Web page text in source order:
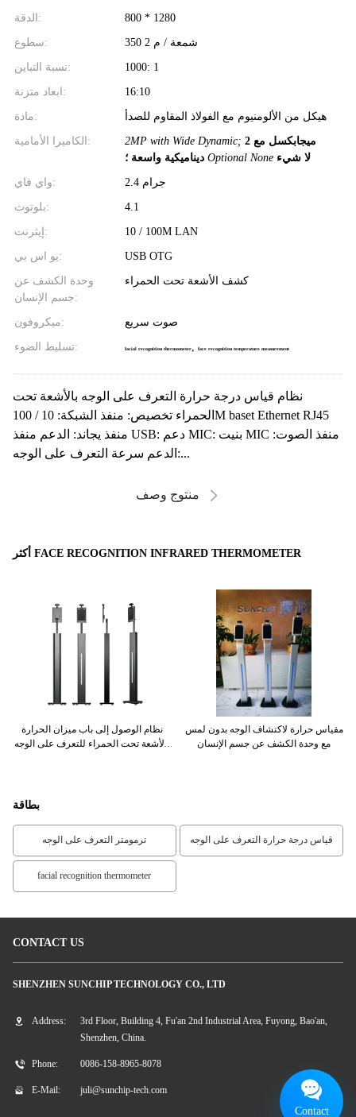
الدقة: 800 * 1280
سطوع: 350 شمعة / م 2
نسبة التباين: 1000: 1
ابعاد متزنة: 16:10
مادة: هيكل من الألومنيوم مع الفولاذ المقاوم للصدأ
الكاميرا الأمامية: 2MP with Wide Dynamic; 2 ميجابكسل مع
ديناميكية واسعة ؛ Optional None لا شيء
واي فاي: 2.4 جرام
بلوتوث: 4.1
إيثرنت: 10 / 100M LAN
يو اس بي: USB OTG
وحدة الكشف عن
جسم الإنسان:
كشف الأشعة تحت الحمراء
ميكروفون: صوت سريع
تسليط الضوء: facial recognition thermometer, face recognition temperature measurement
نظام قياس درجة حرارة التعرف على الوجه بالأشعة تحت
الحمراء تخصيص: منفذ الشبكة: 10 / 100M baset Ethernet RJ45
منفذ يجاند: الدعم منفذ USB: دعم MIC: بنيت MIC منفذ الصوت:
الدعم سرعة التعرف على الوجه:...
منتوج وصف
أكثر FACE RECOGNITION INFRARED THERMOMETER
نظام الوصول إلى باب ميزان الحرارة
بالأشعة تحت الحمراء للتعرف على الوجه
مقياس حرارة لاكتشاف الوجه بدون لمس
مع وحدة الكشف عن جسم الإنسان
بطاقة
ترمومتر التعرف على الوجه قياس درجة حرارة التعرف على الوجه
facial recognition thermometer
CONTACT US
SHENZHEN SUNCHIP TECHNOLOGY CO., LTD
Address:
3rd Floor, Building 4, Fu'an 2nd Industrial Area, Fuyong, Bao'an,
Shenzhen, China.
Phone: 0086-158-8965-8078
E-Mail: juli@sunchip-tech.com
Contact